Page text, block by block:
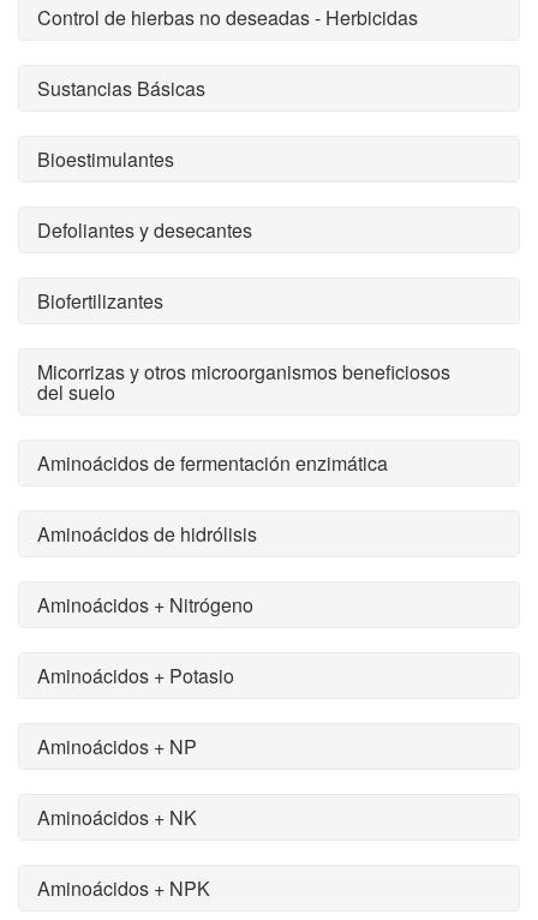
Control de hierbas no deseadas - Herbicidas
Sustancias Básicas
Bioestimulantes
Defoliantes y desecantes
Biofertilizantes
Micorrizas y otros microorganismos beneficiosos
del suelo
Aminoácidos de fermentación enzimática
Aminoácidos de hidrólisis
Aminoácidos + Nitrógeno
Aminoácidos + Potasio
Aminoácidos + NP
Aminoácidos + NK
Aminoácidos + NPK